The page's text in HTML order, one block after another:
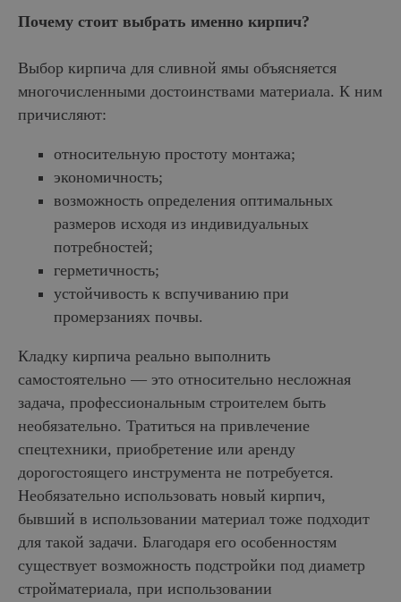
Почему стоит выбрать именно кирпич?
Выбор кирпича для сливной ямы объясняется
многочисленными достоинствами материала. К ним
причисляют:
относительную простоту монтажа;
экономичность;
возможность определения оптимальных
размеров исходя из индивидуальных
потребностей;
герметичность;
устойчивость к вспучиванию при
промерзаниях почвы.
Кладку кирпича реально выполнить
самостоятельно — это относительно несложная
задача, профессиональным строителем быть
необязательно. Тратиться на привлечение
спецтехники, приобретение или аренду
дорогостоящего инструмента не потребуется.
Необязательно использовать новый кирпич,
бывший в использовании материал тоже подходит
для такой задачи. Благодаря его особенностям
существует возможность подстройки под диаметр
стройматериала, при использовании